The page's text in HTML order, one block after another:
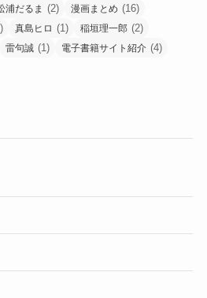
浦だるま (2) 漫画まとめ (16)
真島ヒロ (1) 稲垣理一郎 (2)
雷句誠 (1) 電子書籍サイト紹介 (4)